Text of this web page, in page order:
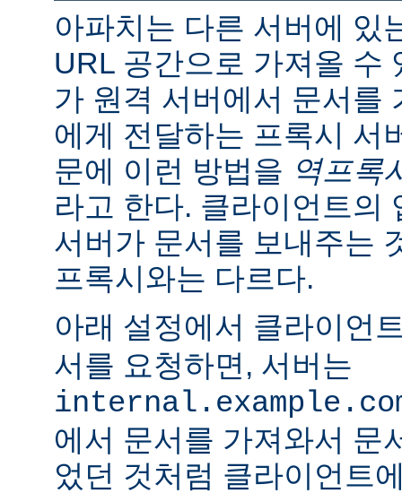
아파치는 다른 서버에 있
URL 공간으로 가져올 수
가 원격 서버에서 문서를
에게 전달하는 프록시 서
문에 이런 방법을 역프록
라고 한다. 클라이언트의
서버가 문서를 보내주는
프록시와는 다르다.
아래 설정에서 클라이언
서를 요청하면, 서버는
에서 문서를 가져와서 문
었던 것처럼 클라이언트